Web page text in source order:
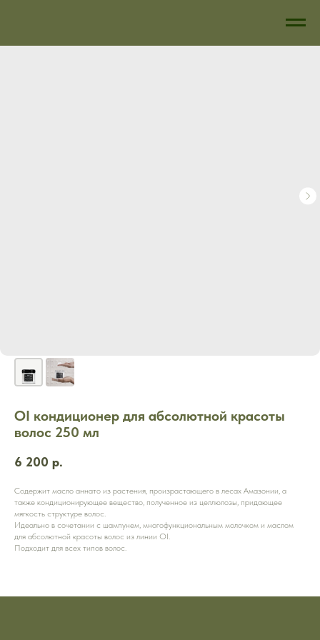
OI кондиционер для абсолютной красоты
волос 250 мл
6 200 р.
Содержит масло аннато из растения, произрастающего в лесах Амазонии, а
также кондиционирующее вещество, полученное из целлюлозы, придающее
мягкость структуре волос.
Идеально в сочетании с шампунем, многофункциональным молочком и маслом
для абсолютной красоты волос из линии OI.
Подходит для всех типов волос.